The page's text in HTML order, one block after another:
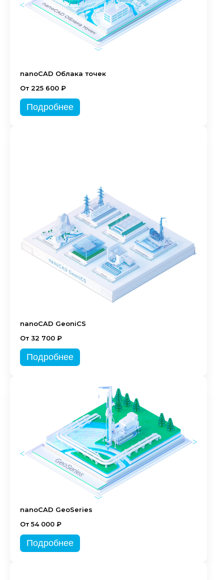
nanoCAD Облака точек
От 225 600 ₽
Подробнее
nanoCAD GeoniCS
От 32 700 ₽
Подробнее
nanoCAD GeoSeries
От 54 000 ₽
Подробнее